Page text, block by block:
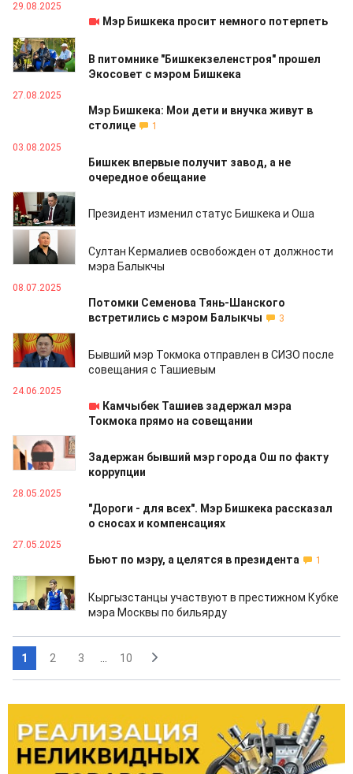
29.08.2025
Мэр Бишкека просит немного потерпеть
27.08.2025
В питомнике "Бишкекзеленстроя" прошел
Экосовет с мэром Бишкека
27.08.2025
Мэр Бишкека: Мои дети и внучка живут в
столице
1
03.08.2025
Бишкек впервые получит завод, а не
очередное обещание
16.07.2025
Президент изменил статус Бишкека и Оша
14.07.2025
Султан Кермалиев освобожден от должности
мэра Балыкчы
08.07.2025
Потомки Семенова Тянь-Шанского
встретились с мэром Балыкчы
3
26.06.2025
Бывший мэр Токмока отправлен в СИЗО после
совещания с Ташиевым
24.06.2025
Камчыбек Ташиев задержал мэра
Токмока прямо на совещании
28.05.2025
Задержан бывший мэр города Ош по факту
коррупции
28.05.2025
"Дороги - для всех". Мэр Бишкека рассказал
о сносах и компенсациях
27.05.2025
Бьют по мэру, а целятся в президента
1
20.05.2025
Кыргызстанцы участвуют в престижном Кубке
мэра Москвы по бильярду
1 2 3 10